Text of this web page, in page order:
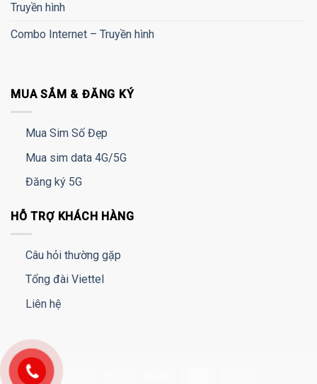
Truyền hình
Combo Internet – Truyền hình
MUA SẮM & ĐĂNG KÝ
Mua Sim Số Đẹp
Mua sim data 4G/5G
Đăng ký 5G
HỖ TRỢ KHÁCH HÀNG
Câu hỏi thường gặp
Tổng đài Viettel
Liên hệ